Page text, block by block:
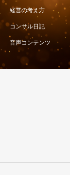
経営の考え方
コンサル日記
音声コンテンツ